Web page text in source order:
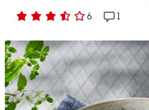
Betyg 3.7 av 5. 6
6 personer har röstatReceptet
1